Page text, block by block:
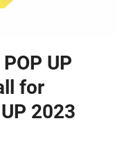
UP
for
2023